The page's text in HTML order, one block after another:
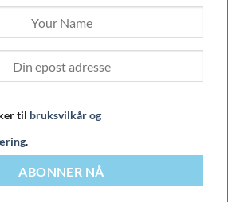
til bruksvilkår og
.
ABONNER NÅ